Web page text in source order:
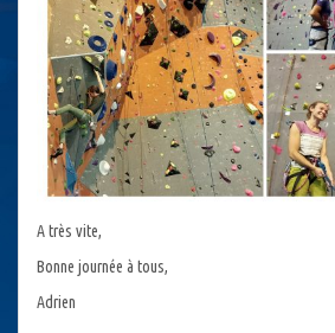
A très vite,
Bonne journée à tous,
Adrien